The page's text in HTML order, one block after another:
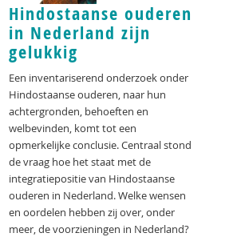
Hindostaanse ouderen
in Nederland zijn
gelukkig
Een inventariserend onderzoek onder
Hindostaanse ouderen, naar hun
achtergronden, behoeften en
welbevinden, komt tot een
opmerkelijke conclusie. Centraal stond
de vraag hoe het staat met de
integratiepositie van Hindostaanse
ouderen in Nederland. Welke wensen
en oordelen hebben zij over, onder
meer, de voorzieningen in Nederland?